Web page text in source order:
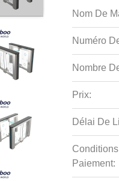
Nom De
Numéro
Nombre
Prix:
Délai De
Paiement: